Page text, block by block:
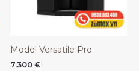
Model Versatile Pro
7.300 €